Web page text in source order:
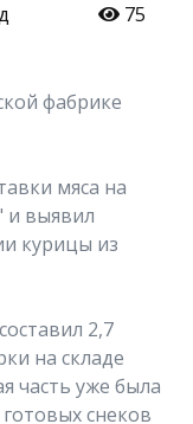
75
фабрике
мяса на
и выявил
курицы из
2,7
на складе
часть уже была
снеков